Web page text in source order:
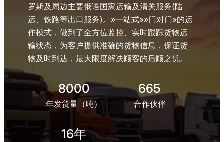
罗斯及周边主要俄语国家运输及清关服务(陆
运、铁路等出口服务)。»一站式»»门对门»的运
作模式，做到了全方位监控、实时跟踪货物运
输状态，为客户提供准确的货物信息，保证货
物及时到达，最大限度解决顾客的后顾之忧。
8000
年发货量（吨）
665
合作伙伴
16年